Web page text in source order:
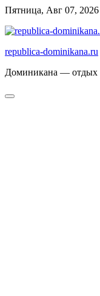
Перейти
содержимому
Пятница, Авг 07, 2026
republica-dominikana.ru
Доминикана — отдых